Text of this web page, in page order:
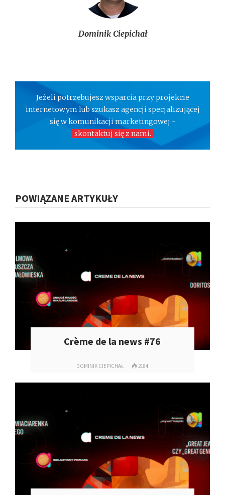
Dominik Ciepichał
Jeżeli potrzebujesz wsparcia przy projekcie
internetowym lub szukasz agencji specjalizującej
się w komunikacji marketingowej -
skontaktuj się z nami.
POWIĄZANE ARTYKUŁY
Crème de la news #76
DOMINIK CIEPICHAŁ 2184